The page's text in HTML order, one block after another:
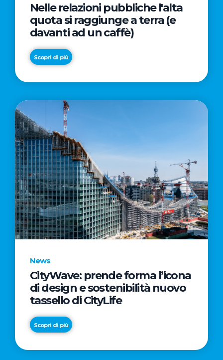
Nelle relazioni pubbliche l'alta
quota si raggiunge a terra (e
davanti ad un caffè)
Scopri di più
News
CityWave: prende forma l’icona
di design e sostenibilità nuovo
tassello di CityLife
Scopri di più
News
“Passione